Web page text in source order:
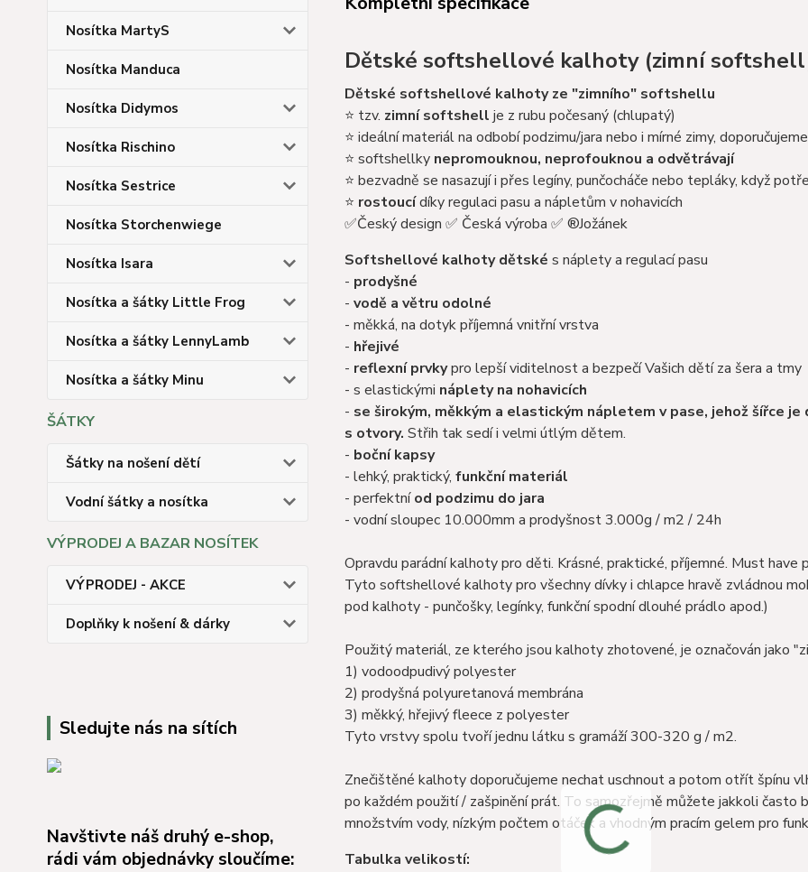
Nosítka MartyS
Nosítka Manduca
Nosítka Didymos
Nosítka Rischino
Nosítka Sestrice
Nosítka Storchenwiege
Nosítka Isara
Nosítka a šátky Little Frog
Nosítka a šátky LennyLamb
Nosítka a šátky Minu
ŠÁTKY
Šátky na nošení dětí
Vodní šátky a nosítka
VÝPRODEJ A BAZAR NOSÍTEK
VÝPRODEJ - AKCE
Doplňky k nošení & dárky
Sledujte nás na sítích
Navštivte náš druhý e-shop,
rádi vám objednávky sloučíme:
Dětské softshellové kalhoty (zimní
Dětské softshellové kalhoty ze "zimního" softshellu
⭐ tzv. zimní softshell je z rubu počesaný (chlupatý)
⭐ ideální materiál na odbobí podzimu/jara nebo i mírné zimy,
⭐ softshellky nepromouknou, neprofouknou a odvětrávají
⭐ bezvadně se nasazují i přes legíny, punčocháče nebo tepláky, když
⭐ rostoucídíky regulaci pasu a nápletům v nohavicích
✅Český design ✅ Česká výroba ✅ ®Jožánek
Softshellové kalhoty dětské s náplety a regulací pasu
- prodyšné
- vodě a větru odolné
- měkká, na dotyk příjemná vnitřní vrstva
- hřejivé
- reflexní prvkypro lepší viditelnost a bezpečí Vašich dětí za šera a tmy
- s elastickými náplety na nohavicích
- se širokým, měkkým a elastickým nápletem v pase, jehož šířce
s otvory. Střih tak sedí i velmi útlým dětem.
- boční kapsy
- lehký, praktický, funkční materiál
- perfektníod podzimu do jara
- vodní sloupec 10.000mm a prodyšnost 3.000g / m2 / 24h
Opravdu parádní kalhoty pro děti. Krásné, praktické, příjemné. Must
Tyto softshellové kalhoty pro všechny dívky i chlapce hravě zvládnou
pod kalhoty - punčošky, legínky, funkční spodní dlouhé prádlo apod.)
Použitý materiál, ze kterého jsou kalhoty zhotovené, je označován jako
1) vodoodpudivý polyester
2) prodyšná polyuretanová membrána
3) měkký, hřejivý fleece z polyester
Tyto vrstvy spolu tvoří jednu látku s gramáží 300-320 g / m2.
Znečištěné kalhoty doporučujeme nechat uschnout a potom otřít špínu
po každém použití / zašpinění prát. To samozřejmě můžete jakkoli často
množstvím vody, nízkým počtem otáček a vhodným pracím gelem pro
Tabulka velikostí: